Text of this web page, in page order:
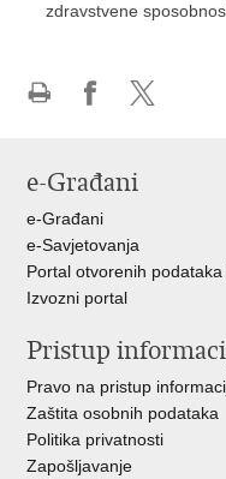
zdravstvene
Facebooku
X-
e-Građani
e-Građani
e-Savjetovanja
Portal otvorenih podataka
Izvozni portal
Pristup
Pravo na pristup
Zaštita osobnih podataka
Politika privatnosti
Zapošljavanje